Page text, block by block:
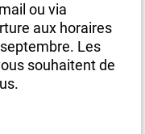
ou via
aux horaires
Les
souhaitent de